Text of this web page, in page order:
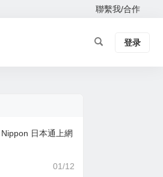
聯繫我/合作
登录
日本通上網
01/12